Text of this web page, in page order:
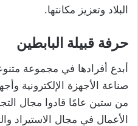
البلاد وتعزيز مكانتها.
حرفة قبيلة البابطين
أبدع أفرادها في مجموعة
صناعة الأجهزة الإلكترونية
من ستين عامًا قادوا مجال
الأعمال في مجال الاستيراد